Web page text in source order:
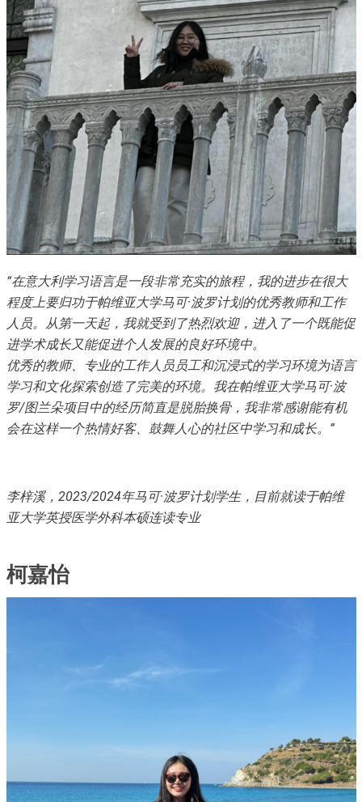
“在意大利学习语言是一段非常充实的旅程，我的进步在很大
程度上要归功于帕维亚大学马可·波罗计划的优秀教师和工作
人员。从第一天起，我就受到了热烈欢迎，进入了一个既能促
进学术成长又能促进个人发展的良好环境中。
优秀的教师、专业的工作人员员工和沉浸式的学习环境为语言
学习和文化探索创造了完美的环境。我在帕维亚大学马可·波
罗/图兰朵项目中的经历简直是脱胎换骨，我非常感谢能有机
会在这样一个热情好客、鼓舞人心的社区中学习和成长。”
李梓溪，2023/2024年马可·波罗计划学生，目前就读于帕维
亚大学英授医学外科本硕连读专业
柯嘉怡